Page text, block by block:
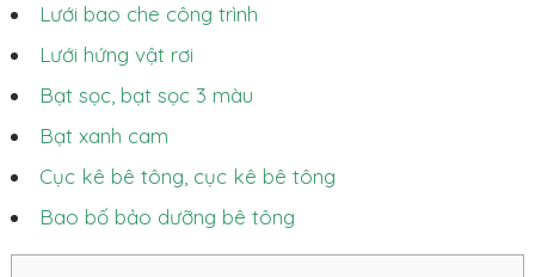
Lưới bao che công trình
Lưới hứng vật rơi
Bạt sọc, bạt sọc 3 màu
Bạt xanh cam
Cục kê bê tông, cục kê bê tông
Bao bố bảo dưỡng bê tông